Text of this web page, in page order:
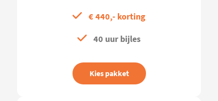
€ 440,- korting
40 uur bijles
Kies pakket